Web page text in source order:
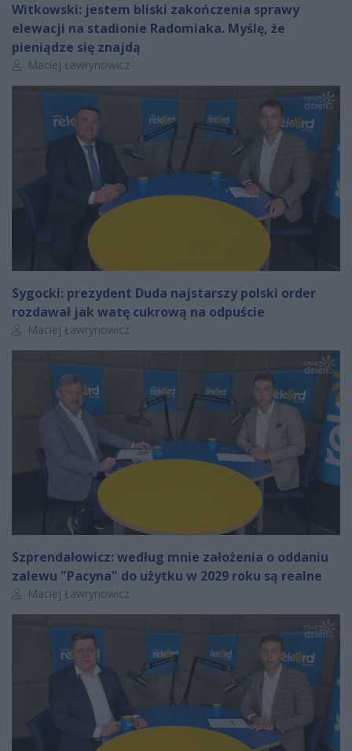
Witkowski: jestem bliski zakończenia sprawy
elewacji na stadionie Radomiaka. Myślę, że
pieniądze się znajdą
Autor artykułu:
Maciej Ławrynowicz
Sygocki: prezydent Duda najstarszy polski order
rozdawał jak watę cukrową na odpuście
Autor artykułu:
Maciej Ławrynowicz
Szprendałowicz: według mnie założenia o oddaniu
zalewu "Pacyna" do użytku w 2029 roku są realne
Autor artykułu:
Maciej Ławrynowicz